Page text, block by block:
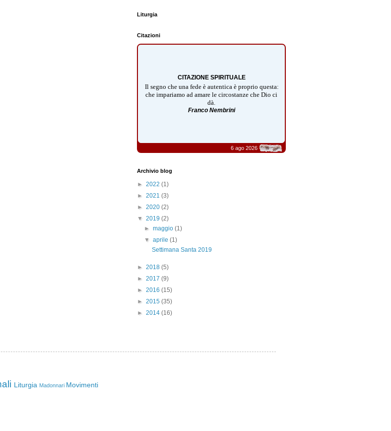
Liturgia
Citazioni
CITAZIONE SPIRITUALE
Il segno che una fede è autentica è proprio questa:
che impariamo ad amare le circostanze che Dio ci
dà.
Franco Nembrini
6 ago 2026
Archivio blog
► 2022 (1)
► 2021 (3)
► 2020 (2)
▼ 2019 (2)
►maggio(1)
▼aprile(1)
Settimana Santa 2019
► 2018 (5)
► 2017 (9)
► 2016 (15)
► 2015 (35)
► 2014 (16)
Liturgia Madonnari Movimenti